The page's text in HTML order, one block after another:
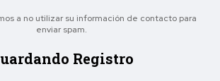
a no utilizar su información de contacto para
enviar spam.
Registro